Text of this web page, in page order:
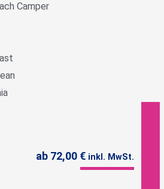
Camper
ab 72,00 € inkl. MwSt.